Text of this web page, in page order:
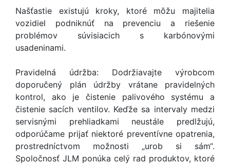
Našťastie existujú kroky, ktoré môžu majitelia
vozidiel podniknúť na prevenciu a riešenie
problémov súvisiacich s karbónovými
usadeninami.
Pravidelná údržba: Dodržiavajte výrobcom
doporučený plán údržby vrátane pravidelných
kontrol, ako je čistenie palivového systému a
čistenie sacích ventilov. Keďže sa intervaly medzi
servisnými prehliadkami neustále predlžujú,
odporúčame prijať niektoré preventívne opatrenia,
prostredníctvom možnosti „urob si sám“.
Spoločnosť JLM ponúka celý rad produktov, ktoré